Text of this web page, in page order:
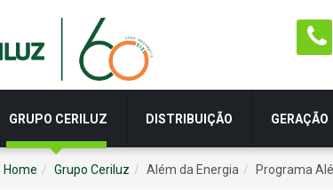
GRUPO CERILUZ DISTRIBUIÇÃO GERAÇÃO
Home Grupo Ceriluz Além da Energia Programa